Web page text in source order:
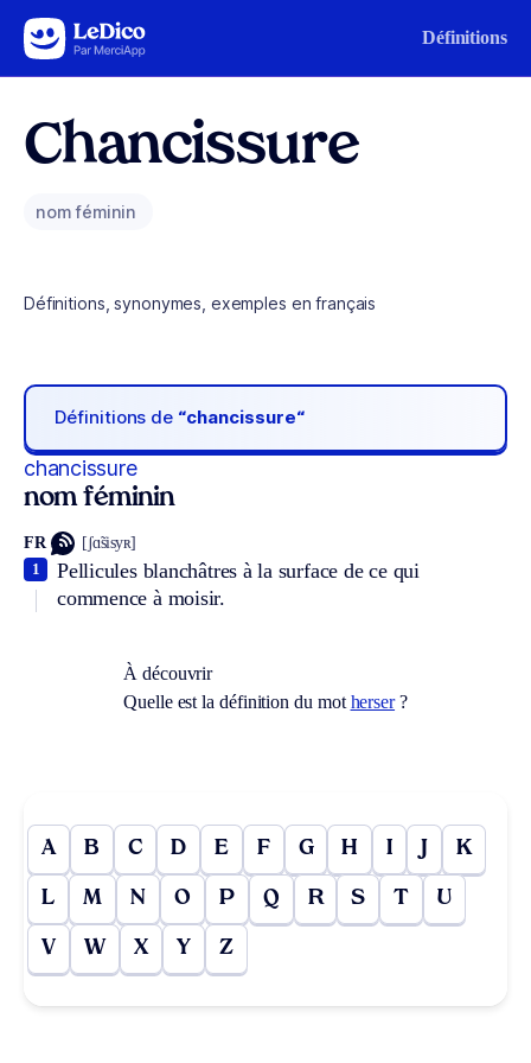
Aller au contenu Définitions
Chancissure
nom féminin
Définitions, synonymes, exemples en français
Définitions de “chancissure“
chancissure
nom féminin
FR [ʃɑ̃sisyʀ]
Pellicules blanchâtres à la surface de ce qui
commence à moisir.
1
À découvrir
Quelle est la définition du mot herser?
A B C D E F G H I J K
L M N O P Q R S T U
V W X Y Z